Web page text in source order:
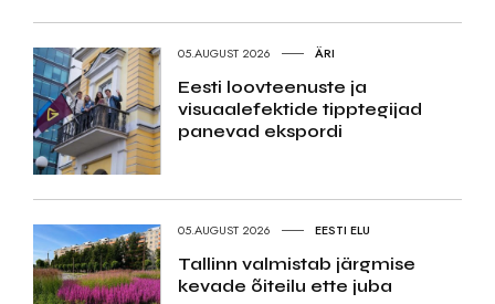
05.AUGUST 2026 ÄRI
Eesti loovteenuste ja
visuaalefektide tipptegijad
panevad ekspordi
05.AUGUST 2026 EESTI ELU
Tallinn valmistab järgmise
kevade õiteilu ette juba